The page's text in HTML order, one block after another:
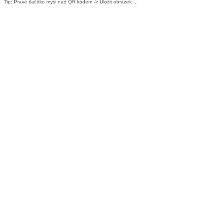
Tip: Pravé tlačítko myši nad QR kódem -> Uložit obrázek ...